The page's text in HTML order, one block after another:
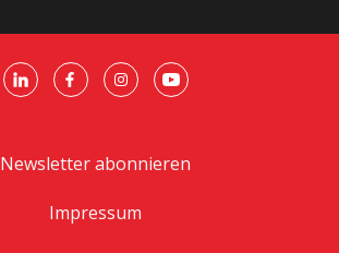
Newsletter abonnieren
Impressum